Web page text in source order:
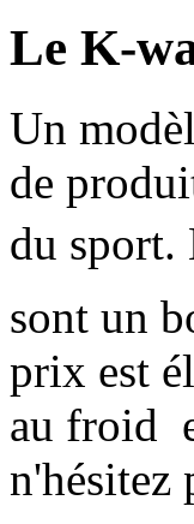
Le K-
Un
de
du sport.
sont un
prix est
au froid
n'hésitez